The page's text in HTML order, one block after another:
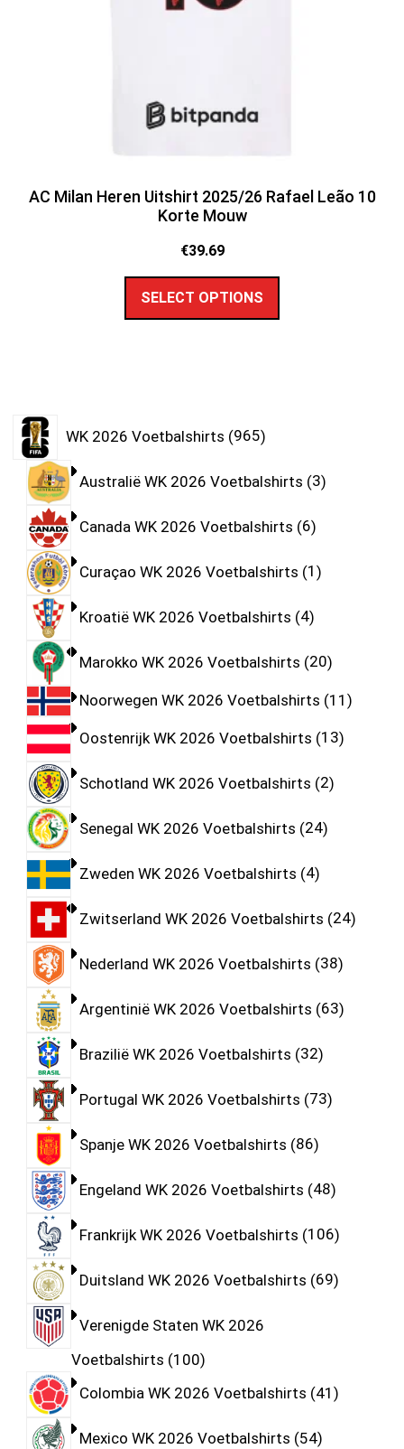
AC Milan Heren Uitshirt 2025/26 Rafael Leão 10
Korte Mouw
€39.69
SELECT OPTIONS
WK 2026 Voetbalshirts 965
Australië WK 2026 Voetbalshirts 3
Canada WK 2026 Voetbalshirts 6
Curaçao WK 2026 Voetbalshirts 1
Kroatië WK 2026 Voetbalshirts 4
Marokko WK 2026 Voetbalshirts 20
Noorwegen WK 2026 Voetbalshirts 11
Oostenrijk WK 2026 Voetbalshirts 13
Schotland WK 2026 Voetbalshirts 2
Senegal WK 2026 Voetbalshirts 24
Zweden WK 2026 Voetbalshirts 4
Zwitserland WK 2026 Voetbalshirts 24
Nederland WK 2026 Voetbalshirts 38
Argentinië WK 2026 Voetbalshirts 63
Brazilië WK 2026 Voetbalshirts 32
Portugal WK 2026 Voetbalshirts 73
Spanje WK 2026 Voetbalshirts 86
Engeland WK 2026 Voetbalshirts 48
Frankrijk WK 2026 Voetbalshirts 106
Duitsland WK 2026 Voetbalshirts 69
Verenigde Staten WK 2026
Voetbalshirts 100
Colombia WK 2026 Voetbalshirts 41
Mexico WK 2026 Voetbalshirts 54